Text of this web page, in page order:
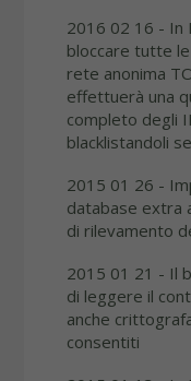
2016 02 16 - In
bloccare tutte
rete anonima
effettuerà una
completo degli
blacklistandoli
2015 01 26 -
database extra
di rilevamento
2015 01 21 - Il
di leggere il
anche
consentiti